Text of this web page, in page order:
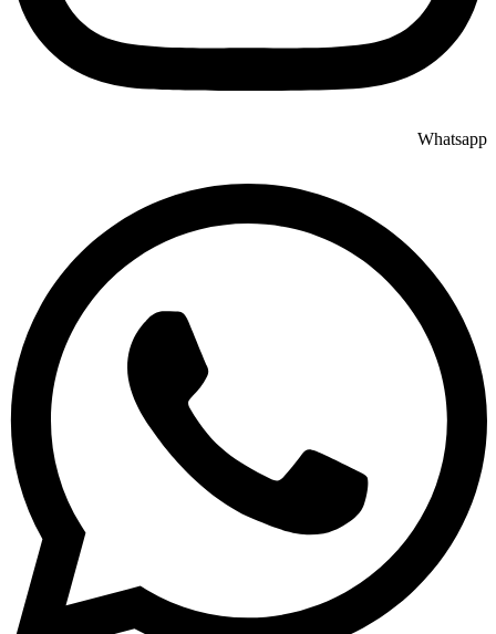
Whatsapp